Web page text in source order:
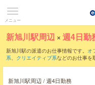
メニュー
新旭川駅周辺 ×週4日勤
新旭川駅の派遣のお仕事情報です。 オ
系、 クリエイティブ系などのお仕事を
新旭川駅周辺 / 週4日勤務